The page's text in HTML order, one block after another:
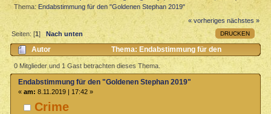
Thema: Endabstimmung für den "Goldenen Stephan 2019"
« vorheriges nächstes »
DRUCKEN
Seiten: [1] Nach unten
Autor
Thema: Endabstimmung für den
"Goldenen Stephan 2019" (Gelesen 1928 mal)
0 Mitglieder und 1 Gast betrachten dieses Thema.
Crime
Endabstimmung für den "Goldenen Stephan 2019"
« am: 8.11.2019 | 17:42 »